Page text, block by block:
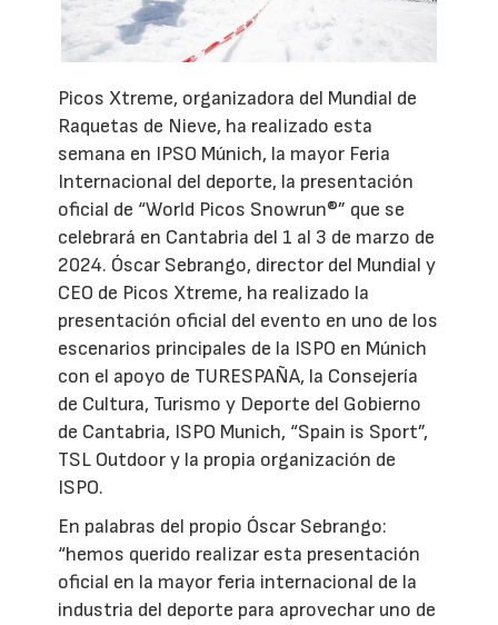
Picos Xtreme, organizadora del Mundial de
Raquetas de Nieve, ha realizado esta
semana en IPSO Múnich, la mayor Feria
Internacional del deporte, la presentación
oficial de “World Picos Snowrun®” que se
celebrará en Cantabria del 1 al 3 de marzo de
2024. Óscar Sebrango, director del Mundial y
CEO de Picos Xtreme, ha realizado la
presentación oficial del evento en uno de los
escenarios principales de la ISPO en Múnich
con el apoyo de TURESPAÑA, la Consejería
de Cultura, Turismo y Deporte del Gobierno
de Cantabria, ISPO Munich, “Spain is Sport”,
TSL Outdoor y la propia organización de
ISPO.
En palabras del propio Óscar Sebrango:
“hemos querido realizar esta presentación
oficial en la mayor feria internacional de la
industria del deporte para aprovechar uno de